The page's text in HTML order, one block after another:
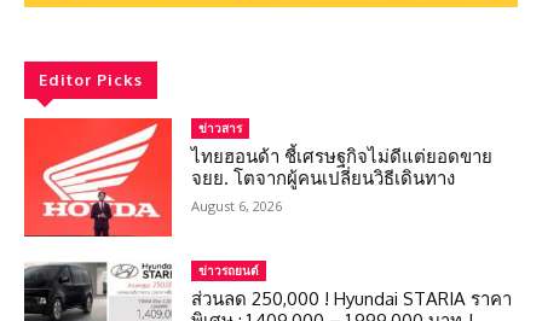
Editor Picks
ข่าวสาร
ไทยฮอนด้า ชี้เศรษฐกิจไม่ดีแต่ยอดขาย
จยย. โตจากผู้คนเปลี่ยนวิธีเดินทาง
August 6, 2026
ข่าวรถยนต์
ส่วนลด 250,000 ! Hyundai STARIA ราคา